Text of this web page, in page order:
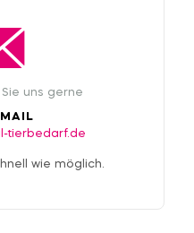
uns gerne
tierbedarf.de
wie möglich.